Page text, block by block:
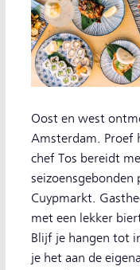
Oost en west
Amsterdam. Proef
chef Tos bereidt
Cuypmarkt.
met een lekker
Blijf je hangen tot
je het aan de